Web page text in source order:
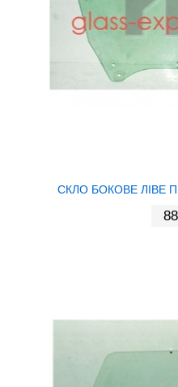
СКЛО БОКОВЕ ЛІВЕ